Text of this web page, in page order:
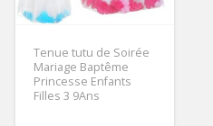
Tenue tutu de Soirée
Mariage Baptême
Princesse Enfants
Filles 3 9Ans